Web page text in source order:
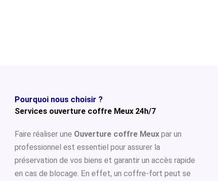
Pourquoi nous choisir ?
Services ouverture coffre Meux 24h/7
Faire réaliser une Ouverture coffre Meux par un
professionnel est essentiel pour assurer la
préservation de vos biens et garantir un accès rapide
en cas de blocage. En effet, un coffre-fort peut se